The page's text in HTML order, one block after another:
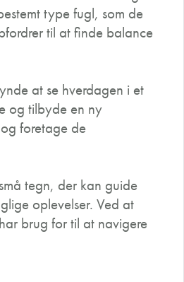
type fugl, som de
til at finde balance
at se hverdagen i et
og tilbyde en ny
foretage de
tegn, der kan guide
oplevelser. Ved at
brug for til at navigere